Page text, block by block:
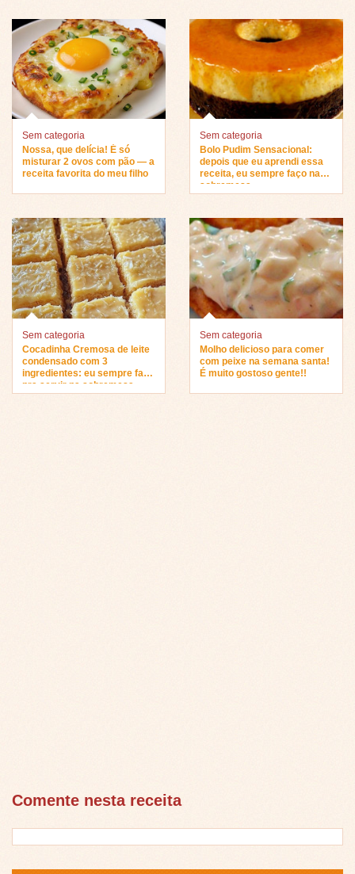
Sem categoria
Nossa, que delícia! É só
misturar 2 ovos com pão — a
receita favorita do meu filho
Sem categoria
Bolo Pudim Sensacional:
depois que eu aprendi essa
receita, eu sempre faço na
sobremesa…
Sem categoria
Cocadinha Cremosa de leite
condensado com 3
ingredientes: eu sempre faço
pra servir na sobremesa…
Sem categoria
Molho delicioso para comer
com peixe na semana santa!
É muito gostoso gente!!
Comente nesta receita